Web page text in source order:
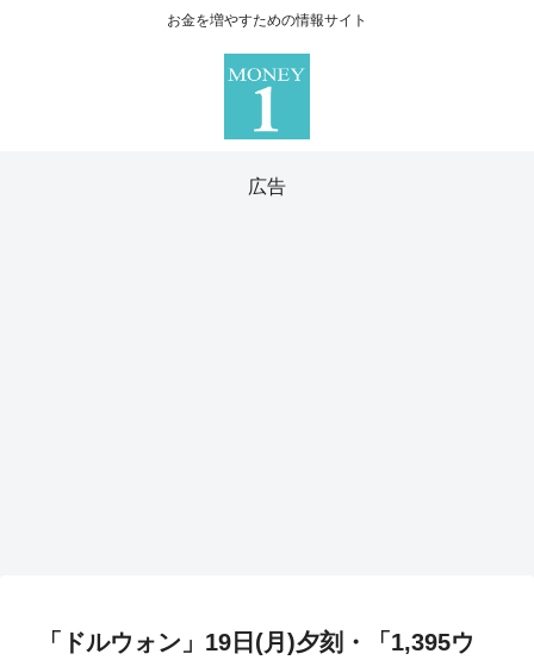
お金を増やすための情報サイト
広告
「ドルウォン」19日(月)夕刻・「1,395ウ